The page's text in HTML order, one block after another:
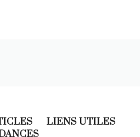
LIENS UTILES